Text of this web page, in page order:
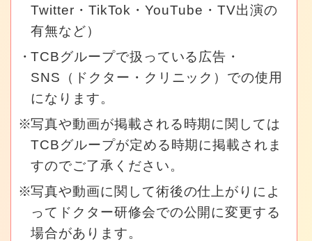
Twitter・TikTok・YouTube・TV出演の
有無など）
TCBグループで扱っている広告・
SNS（ドクター・クリニック）での使用
になります。
写真や動画が掲載される時期に関しては
TCBグループが定める時期に掲載されま
すのでご了承ください。
写真や動画に関して術後の仕上がりによ
ってドクター研修会での公開に変更する
場合があります。